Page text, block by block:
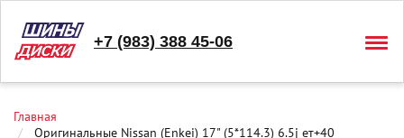
+7 (983) 388 45-06
Главная
Оригинальные Nissan (Enkei) 17" (5*114.3) 6.5j ет+40